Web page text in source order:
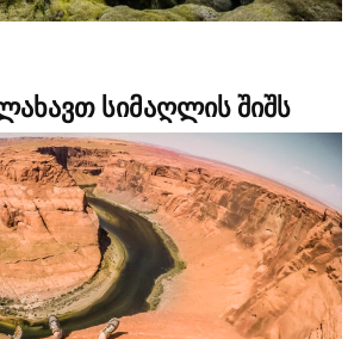
სიმაღლის შიშს